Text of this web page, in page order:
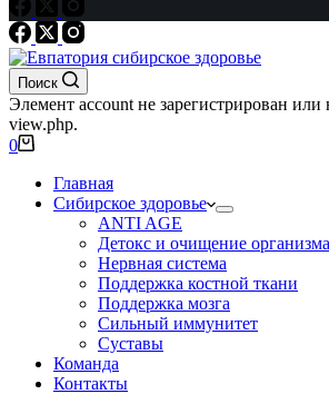
Поиск
Элемент account не зарегистрирован или
view.php.
0
Главная
Сибирское здоровье
ANTI AGE
Детокс и очищение организма
Нервная система
Поддержка костной ткани
Поддержка мозга
Сильный иммунитет
Суставы
Команда
Контакты